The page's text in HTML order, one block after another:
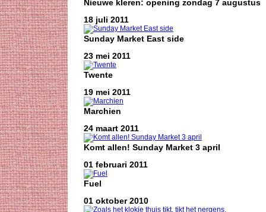
Nieuwe kleren: opening zondag 7 augustus
18 juli 2011
Sunday Market East side
23 mei 2011
Twente
19 mei 2011
Marchien
24 maart 2011
Komt allen! Sunday Market 3 april
01 februari 2011
Fuel
01 oktober 2010